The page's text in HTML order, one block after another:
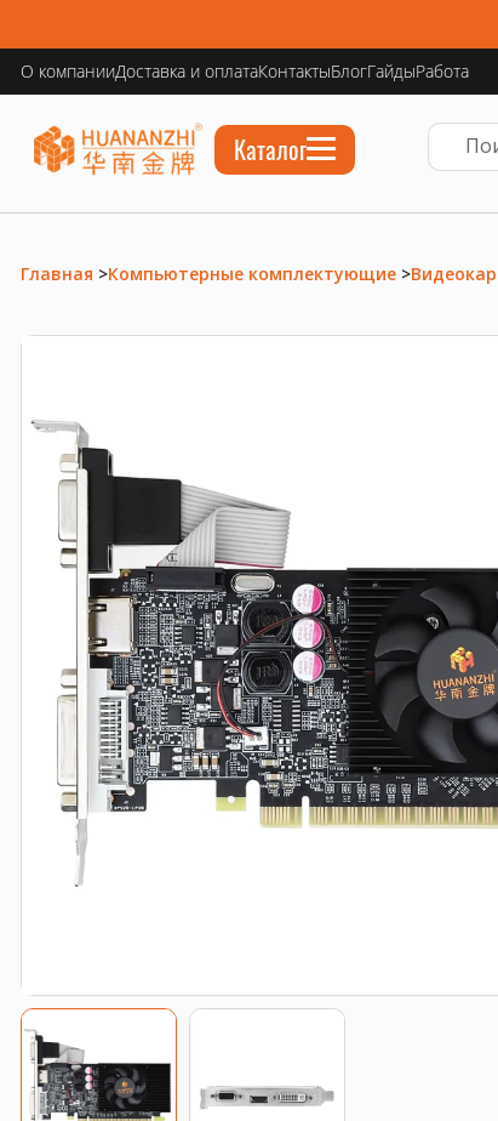
О компанииДоставка и оплатаКонтактыБлогГайдыРабота
Каталог
Главная >Компьютерные комплектующие >